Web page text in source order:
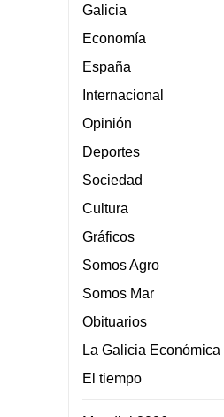
Galicia
Economía
España
Internacional
Opinión
Deportes
Sociedad
Cultura
Gráficos
Somos Agro
Somos Mar
Obituarios
La Galicia Económica
El tiempo